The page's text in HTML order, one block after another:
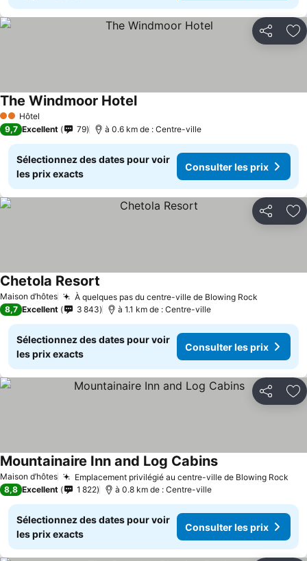
Partager
2 Étoiles
Hôtel
The Windmoor HotelConsulter les prix
9,7 Excellent 79 à 0.6 km de : Centre-ville
Sélectionnez des dates pour voir
les prix exacts
Consulter les prix
Partager
Maison d’hôtes À quelques pas du centre-ville de Blowing Rock
Chetola Resort
8,7 Excellent 3 843 à 1.1 km de : Centre-ville
Sélectionnez des dates pour voir
les prix exacts
Consulter les prix
Partager
Maison d’hôtes Emplacement privilégié au centre-ville de Blowing Rock
Mountainaire Inn and Log CabinsConsulter les
8,8 Excellent 1 822 à 0.8 km de : Centre-ville
Sélectionnez des dates pour voir
les prix exacts
Consulter les prix